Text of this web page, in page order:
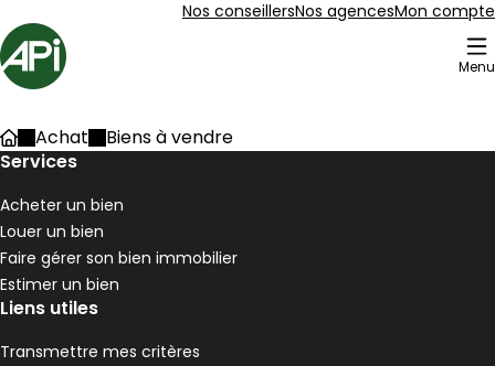
Nos conseillersNos agencesMon compte
Accueil
Menu
203 Biens à vendre
90 m² 4 pièces Pélussin
Aller à l'image
Aller à l'image
Aller à l'image
Aller à l'image
Aller à l'image
AccueilAchat
Biens à vendre
Services
Acheter un bien
Louer un bien
Faire gérer son bien immobilier
Estimer un bien
Liens utiles
Transmettre mes critères